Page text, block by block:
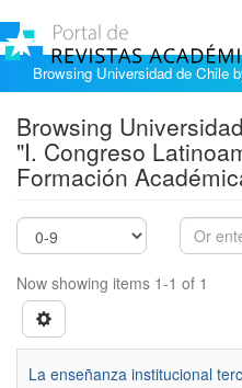
Browsing Universidad de Chile
Browsing
"I. Congreso
Formación
Now showing items 1-1 of 1
La enseñanza institucional